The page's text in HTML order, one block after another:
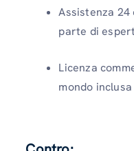
Assistenza 24
parte di
Licenza
mondo inclusa